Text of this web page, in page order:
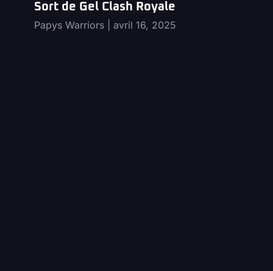
Sort de Gel Clash Royale
Papys Warriors
avril 16, 2025